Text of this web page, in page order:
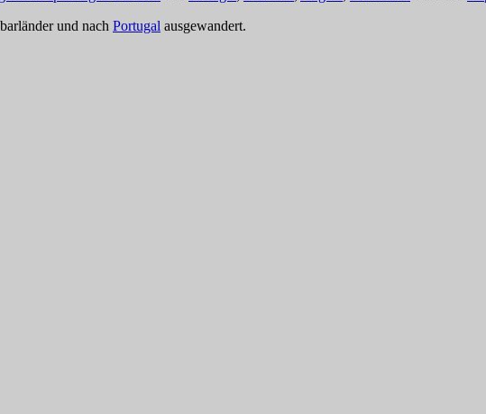
und nach Portugal ausgewandert.